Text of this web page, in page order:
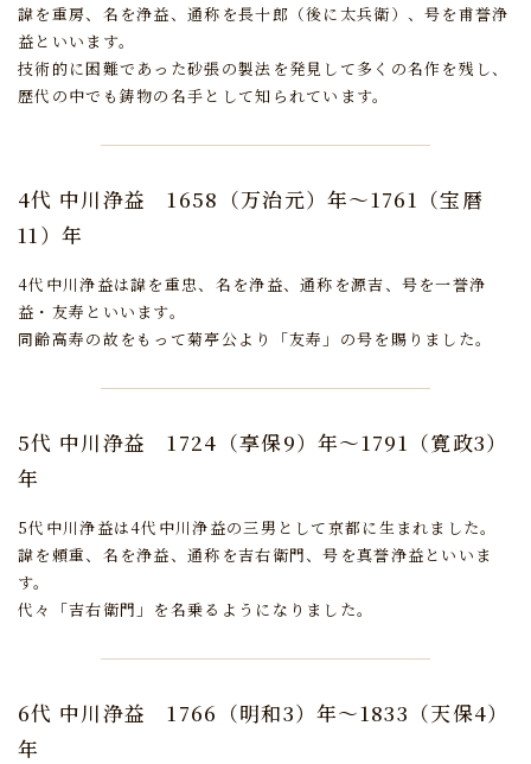
諱を重房、名を浄益、通称を長十郎（後に太兵衛）、号を甫誉浄
益といいます。
技術的に困難であった砂張の製法を発見して多くの名作を残し、
歴代の中でも鋳物の名手として知られています。
4代 中川浄益1658（万治元）年～1761（宝暦
11）年
4代中川浄益は諱を重忠、名を浄益、通称を源吉、号を一誉浄
益・友寿といいます。
同齢高寿の故をもって菊亭公より「友寿」の号を賜りました。
5代 中川浄益1724（享保9）年～1791（寛政3）
年
5代中川浄益は4代中川浄益の三男として京都に生まれました。
諱を頼重、名を浄益、通称を吉右衛門、号を真誉浄益といいま
す。
代々「吉右衛門」を名乗るようになりました。
6代 中川浄益1766（明和3）年～1833（天保4）
年